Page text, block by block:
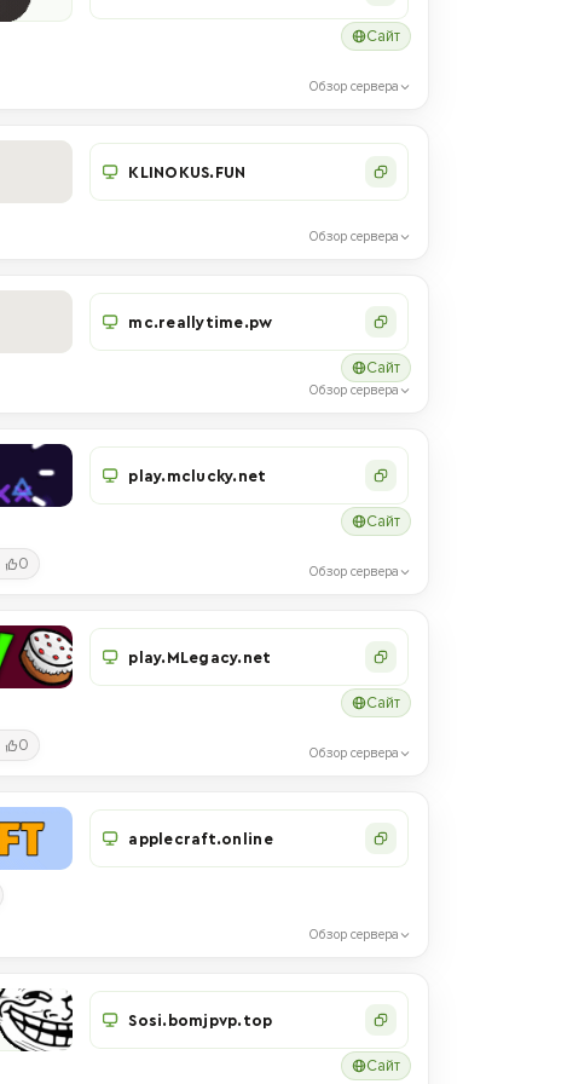
Сайт
Обзор сервера
KLINOKUS.FUN
Обзор сервера
mc.reallytime.pw
Сайт
Обзор сервера
0
play.mclucky.net
Сайт
Обзор сервера
0
play.MLegacy.net
Сайт
Обзор сервера
applecraft.online
Обзор сервера
Sosi.bomjpvp.top
Сайт